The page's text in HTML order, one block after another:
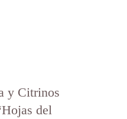
y Citrinos
del